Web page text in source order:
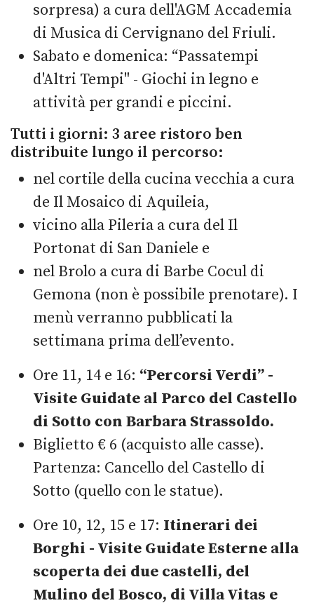
sorpresa) a cura dell'AGM Accademia
di Musica di Cervignano del Friuli.
Sabato e domenica: “Passatempi
d'Altri Tempi" - Giochi in legno e
attività per grandi e piccini.
Tutti i giorni: 3 aree ristoro ben
distribuite lungo il percorso:
nel cortile della cucina vecchia a cura
de Il Mosaico di Aquileia,
vicino alla Pileria a cura del Il
Portonat di San Daniele e
nel Brolo a cura di Barbe Cocul di
Gemona (non è possibile prenotare). I
menù verranno pubblicati la
settimana prima dell’evento.
Ore 11, 14 e 16: “Percorsi Verdi” -
Visite Guidate al Parco del Castello
di Sotto con Barbara Strassoldo.
Biglietto € 6 (acquisto alle casse).
Partenza: Cancello del Castello di
Sotto (quello con le statue).
Ore 10, 12, 15 e 17: Itinerari dei
Borghi - Visite Guidate Esterne alla
scoperta dei due castelli, del
Mulino del Bosco, di Villa Vitas e